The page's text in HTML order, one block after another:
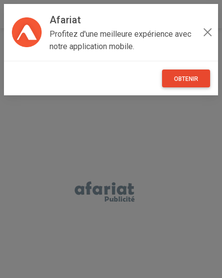
Afariat
Profitez d'une meilleure expérience avec
notre application mobile.
OBTENIR
Accueil Immobilier Cap bon - Sahel
APPARTEMENT BYBLOS Hammamet AV1981